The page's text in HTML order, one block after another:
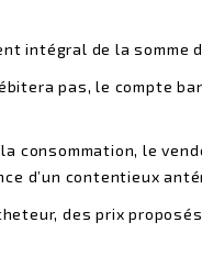
intégral de la somme
pas, le compte
consommation, le
d’un contentieux
des prix